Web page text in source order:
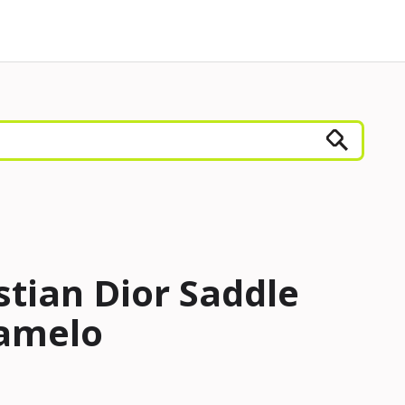
Dior Saddle